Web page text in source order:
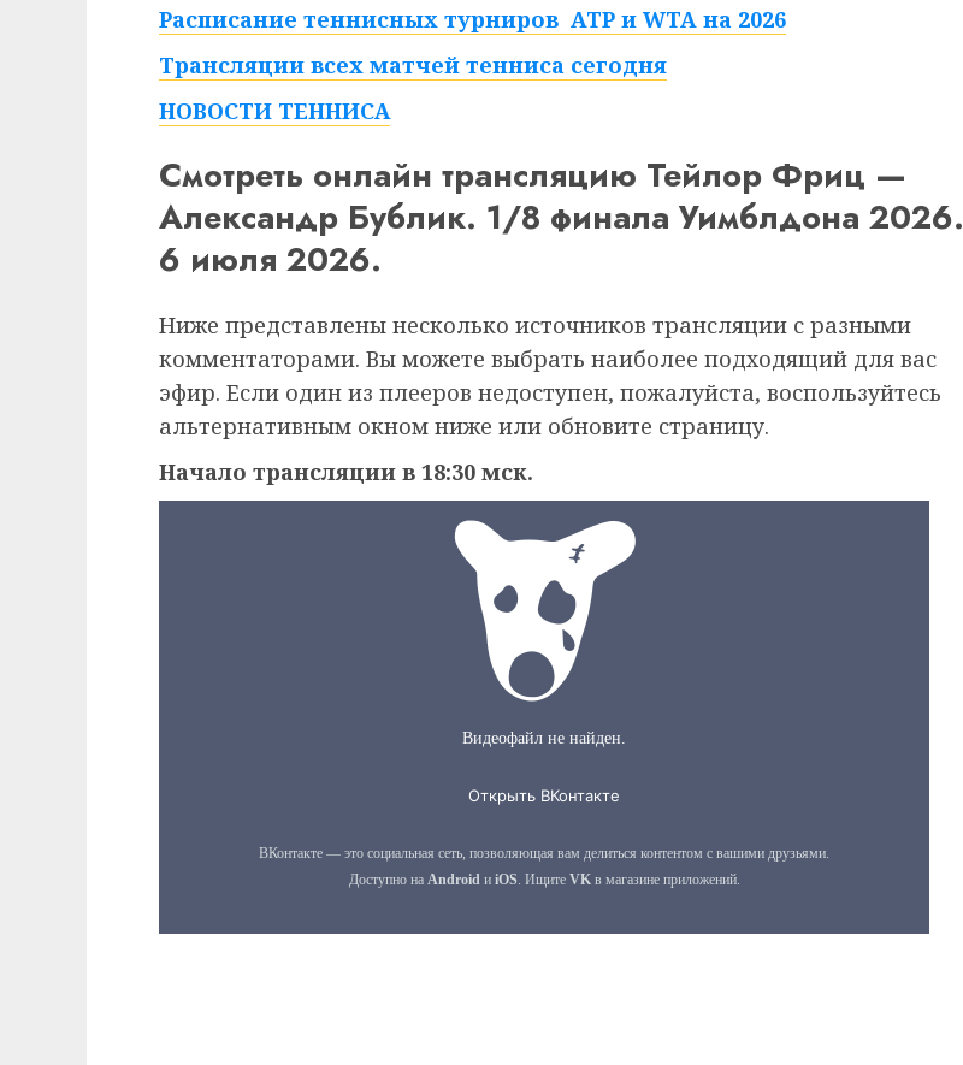
Расписание теннисных турниров ATP и WTA на 2026
Трансляции всех матчей тенниса сегодня
НОВОСТИ ТЕННИСА
Смотреть онлайн трансляцию Тейлор Фриц —
Александр Бублик. 1/8 финала Уимблдона 2026.
6 июля 2026.
Ниже представлены несколько источников трансляции с разными
комментаторами. Вы можете выбрать наиболее подходящий для вас
эфир. Если один из плееров недоступен, пожалуйста, воспользуйтесь
альтернативным окном ниже или обновите страницу.
Начало трансляции в 18:30 мск.